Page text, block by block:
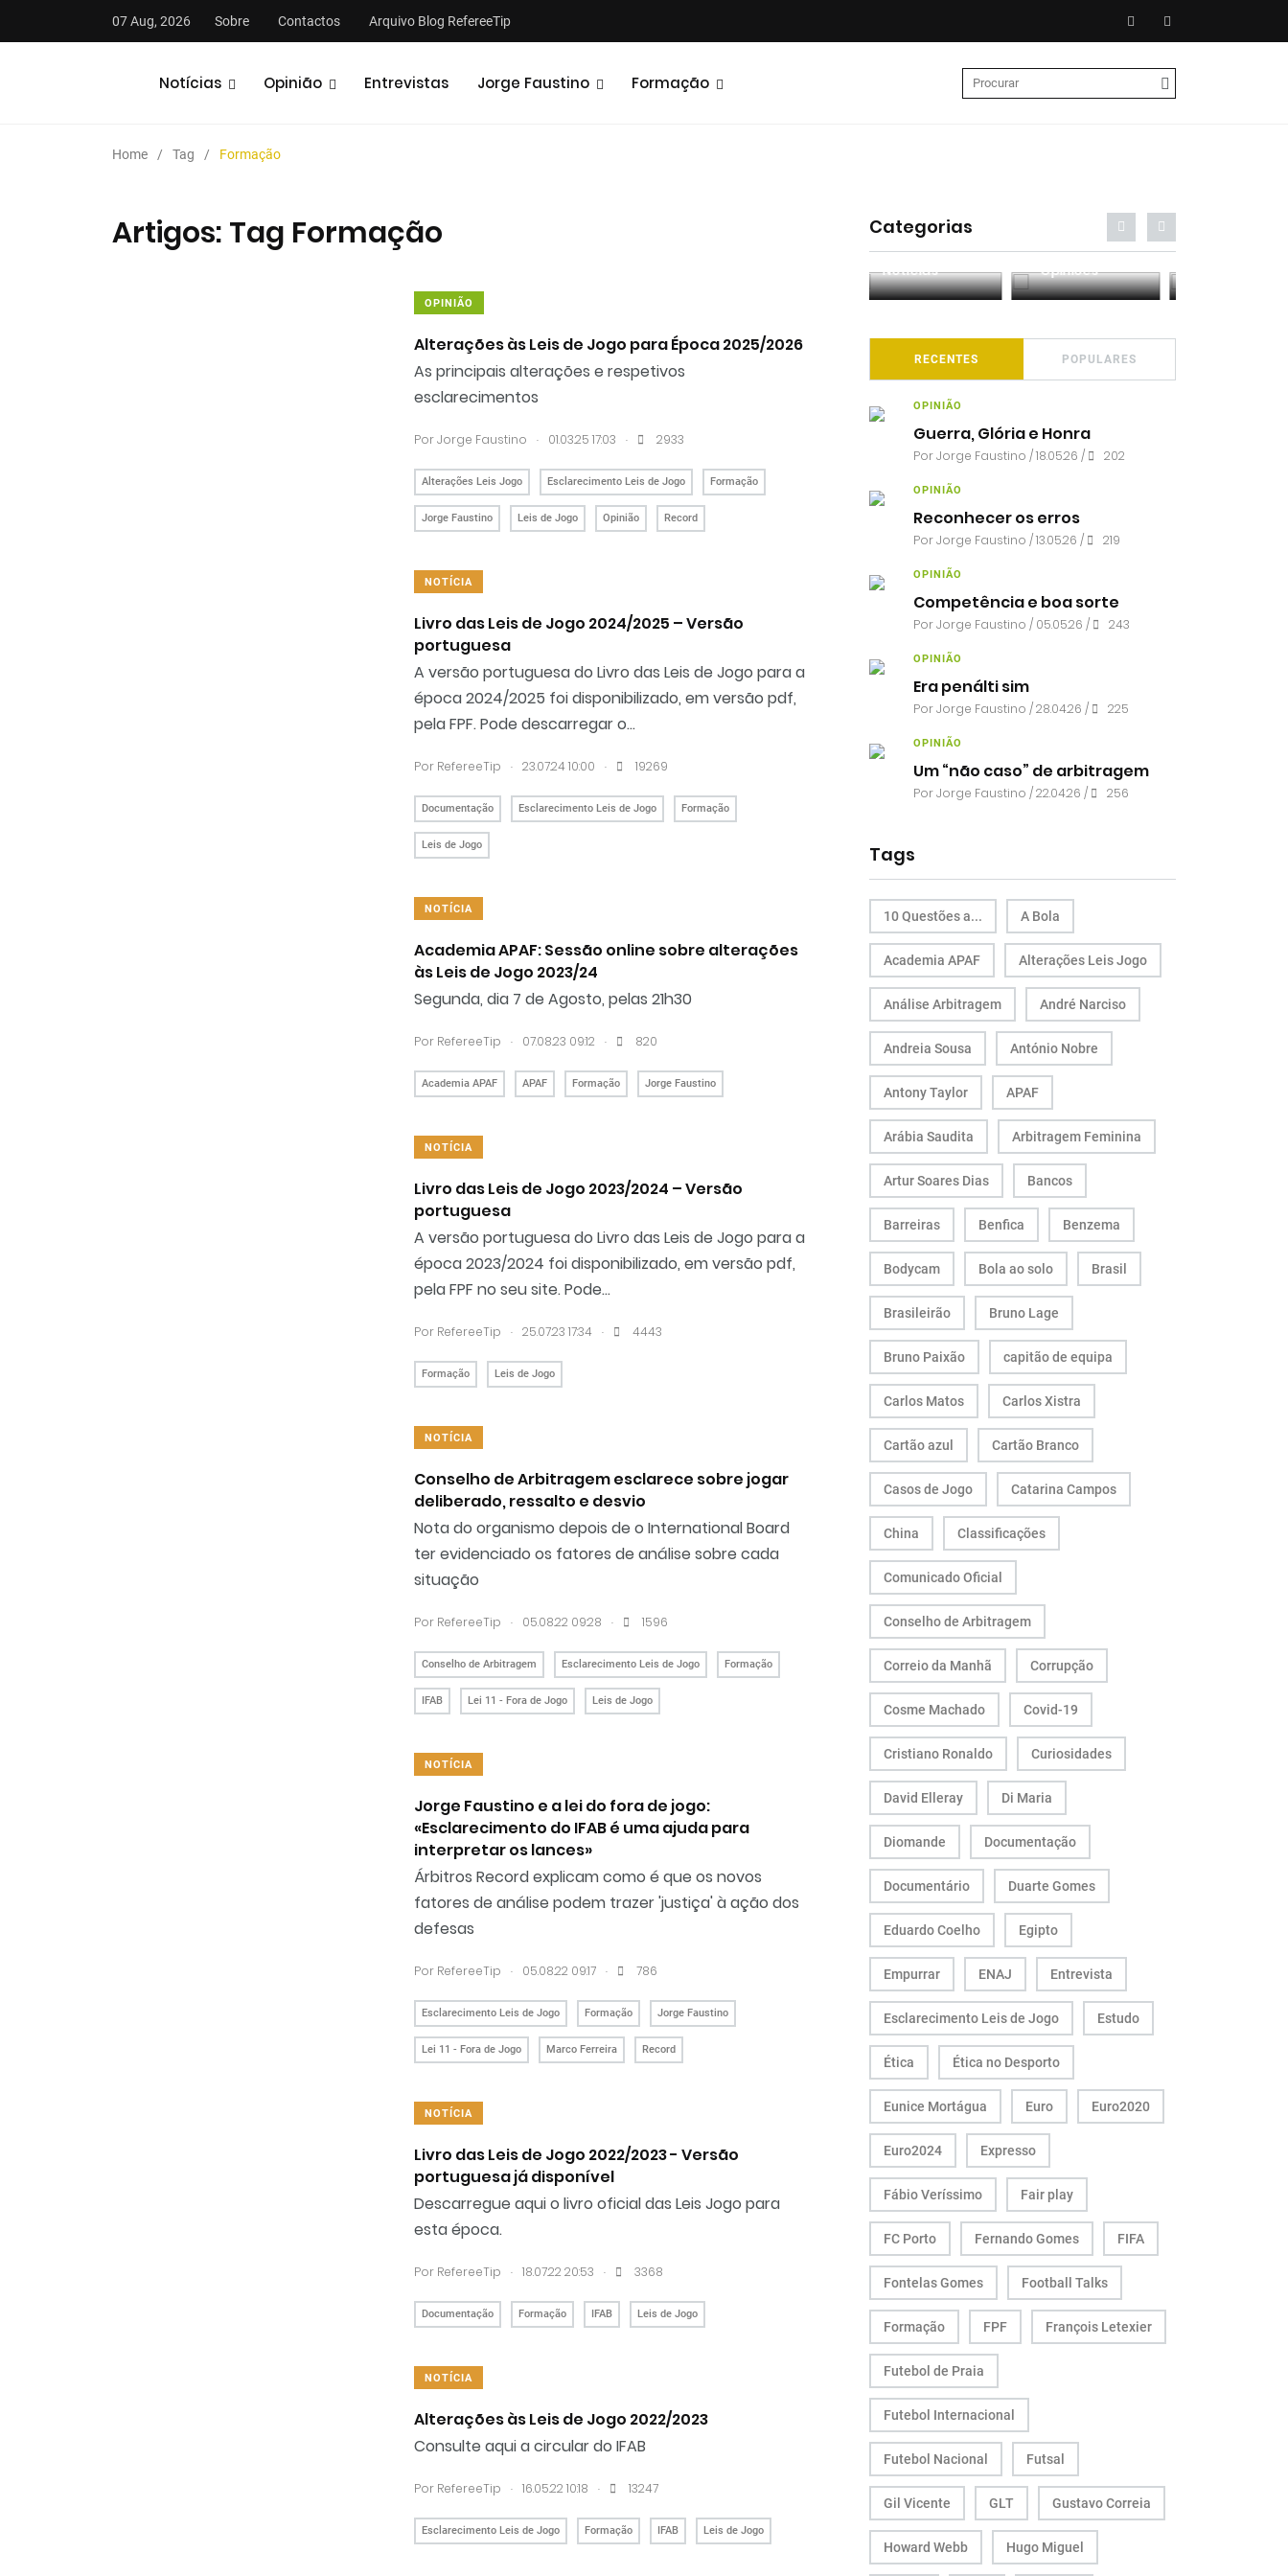
07 Aug, 2026 Sobre Contactos Arquivo Blog RefereeTip
Notícias Opinião Entrevistas Jorge Faustino Formação
Home Tag Formação
Artigos: Tag Formação
OPINIÃO
Alterações às Leis de Jogo para Época 2025/2026
As principais alterações e respetivos
esclarecimentos
PorJorge Faustino . 01.03.25 17:03 . 2933
Alterações Leis Jogo Esclarecimento Leis de Jogo Formação
Jorge Faustino Leis de Jogo Opinião Record
NOTÍCIA
Livro das Leis de Jogo 2024/2025 – Versão
portuguesa
A versão portuguesa do Livro das Leis de Jogo para a
época 2024/2025 foi disponibilizado, em versão pdf,
pela FPF. Pode descarregar o...
Por RefereeTip . 23.07.24 10:00 . 19269
Documentação Esclarecimento Leis de Jogo Formação
Leis de Jogo
NOTÍCIA
Academia APAF: Sessão online sobre alterações
às Leis de Jogo 2023/24
Segunda, dia 7 de Agosto, pelas 21h30
Por RefereeTip . 07.08.23 09:12 . 820
Academia APAF APAF Formação Jorge Faustino
NOTÍCIA
Livro das Leis de Jogo 2023/2024 – Versão
portuguesa
A versão portuguesa do Livro das Leis de Jogo para a
época 2023/2024 foi disponibilizado, em versão pdf,
pela FPF no seu site. Pode...
Por RefereeTip . 25.07.23 17:34 . 4443
Formação Leis de Jogo
NOTÍCIA
Conselho de Arbitragem esclarece sobre jogar
deliberado, ressalto e desvio
Nota do organismo depois de o International Board
ter evidenciado os fatores de análise sobre cada
situação
Por RefereeTip . 05.08.22 09:28 . 1596
Conselho de Arbitragem Esclarecimento Leis de Jogo Formação
IFAB Lei 11 - Fora de Jogo Leis de Jogo
NOTÍCIA
Jorge Faustino e a lei do fora de jogo:
«Esclarecimento do IFAB é uma ajuda para
interpretar os lances»
Árbitros Record explicam como é que os novos
fatores de análise podem trazer 'justiça' à ação dos
defesas
Por RefereeTip . 05.08.22 09:17 . 786
Esclarecimento Leis de Jogo Formação Jorge Faustino
Lei 11 - Fora de Jogo Marco Ferreira Record
NOTÍCIA
Livro das Leis de Jogo 2022/2023 - Versão
portuguesa já disponível
Descarregue aqui o livro oficial das Leis Jogo para
esta época.
Por RefereeTip . 18.07.22 20:53 . 3368
Documentação Formação IFAB Leis de Jogo
NOTÍCIA
Alterações às Leis de Jogo 2022/2023
Consulte aqui a circular do IFAB
Por RefereeTip . 16.05.22 10:18 . 13247
Esclarecimento Leis de Jogo Formação IFAB Leis de Jogo
Categorias
Entrevistas Análises
RECENTES POPULARES
OPINIÃO
Guerra, Glória e Honra
PorJorge Faustino / 18.05.26 / 202
OPINIÃO
Reconhecer os erros
PorJorge Faustino / 13.05.26 / 219
OPINIÃO
Competência e boa sorte
PorJorge Faustino / 05.05.26 / 243
OPINIÃO
Era penálti sim
PorJorge Faustino / 28.04.26 / 225
OPINIÃO
Um “não caso” de arbitragem
PorJorge Faustino / 22.04.26 / 256
Tags
10 Questões a... A Bola
Academia APAF Alterações Leis Jogo
Análise Arbitragem André Narciso
Andreia Sousa António Nobre
Antony Taylor APAF
Arábia Saudita Arbitragem Feminina
Artur Soares Dias Bancos
Barreiras Benfica Benzema
Bodycam Bola ao solo Brasil
Brasileirão Bruno Lage
Bruno Paixão capitão de equipa
Carlos Matos Carlos Xistra
Cartão azul Cartão Branco
Casos de Jogo Catarina Campos
China Classificações
Comunicado Oficial
Conselho de Arbitragem
Correio da Manhã Corrupção
Cosme Machado Covid-19
Cristiano Ronaldo Curiosidades
David Elleray Di Maria
Diomande Documentação
Documentário Duarte Gomes
Eduardo Coelho Egipto
Empurrar ENAJ Entrevista
Esclarecimento Leis de Jogo Estudo
Ética Ética no Desporto
Eunice Mortágua Euro Euro2020
Euro2024 Expresso
Fábio Veríssimo Fair play
FC Porto Fernando Gomes FIFA
Fontelas Gomes Football Talks
Formação FPF François Letexier
Futebol de Praia
Futebol Internacional
Futebol Nacional Futsal
Gil Vicente GLT Gustavo Correia
Howard Webb Hugo Miguel